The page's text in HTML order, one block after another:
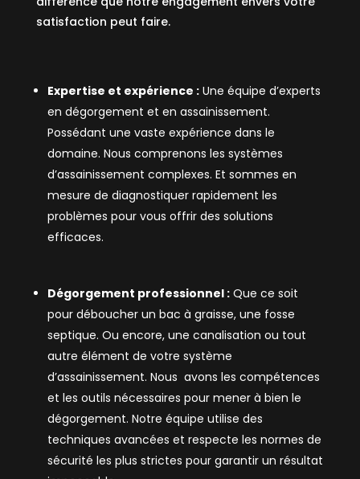
satisfaction peut faire.
Expertise et expérience :Une équipe d’experts
en dégorgement et en assainissement.
Possédant une vaste expérience dans le
domaine. Nous comprenons les systèmes
d’assainissement complexes. Et sommes en
mesure de diagnostiquer rapidement les
problèmes pour vous offrir des solutions
efficaces.
Dégorgement professionnel :Que ce soit
pour déboucher un bac à graisse, une fosse
septique. Ou encore, une canalisation ou tout
autre élément de votre système
d’assainissement. Nous avons les compétences
et les outils nécessaires pour mener à bien le
dégorgement. Notre équipe utilise des
techniques avancées et respecte les normes de
sécurité les plus strictes pour garantir un résultat